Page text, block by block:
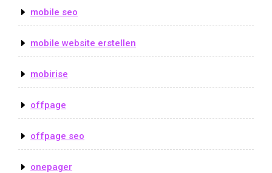
mobile seo
mobile website erstellen
mobirise
offpage
offpage seo
onepager